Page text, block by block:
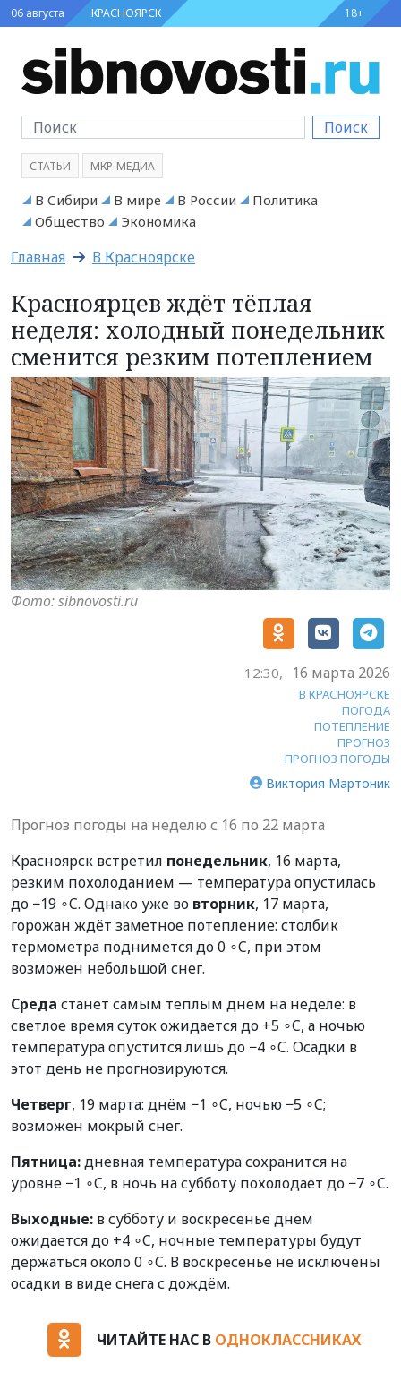
06 августа КРАСНОЯРСК 18+
Поиск
СТАТЬИ МКР-МЕДИА
В Сибири В мире В России
Политика
Общество
Экономика
Главная В Красноярске
Красноярцев ждёт тёплая
неделя: холодный понедельник
сменится резким потеплением
Фото: sibnovosti.ru
12:30, 16 марта 2026
В КРАСНОЯРСКЕ
ПОГОДА
ПОТЕПЛЕНИЕ
ПРОГНОЗ
ПРОГНОЗ ПОГОДЫ
Виктория Мартоник
Прогноз погоды на неделю с 16 по 22 марта
Красноярск встретил понедельник, 16 марта,
резким похолоданием — температура опустилась
до −19 ∘C. Однако уже во вторник, 17 марта,
горожан ждёт заметное потепление: столбик
термометра поднимется до 0 ∘C, при этом
возможен небольшой снег.
Среда станет самым теплым днем на неделе: в
светлое время суток ожидается до +5 ∘C, а ночью
температура опустится лишь до −4 ∘C. Осадки в
этот день не прогнозируются.
Четверг, 19 марта: днём −1 ∘C, ночью −5 ∘C;
возможен мокрый снег.
Пятница:дневная температура сохранится на
уровне −1 ∘C, в ночь на субботу похолодает до −7 ∘C.
Выходные: в субботу и воскресенье днём
ожидается до +4 ∘C, ночные температуры будут
держаться около 0 ∘C. В воскресенье не исключены
осадки в виде снега с дождём.
ЧИТАЙТЕ НАС В ОДНОКЛАССНИКАХ